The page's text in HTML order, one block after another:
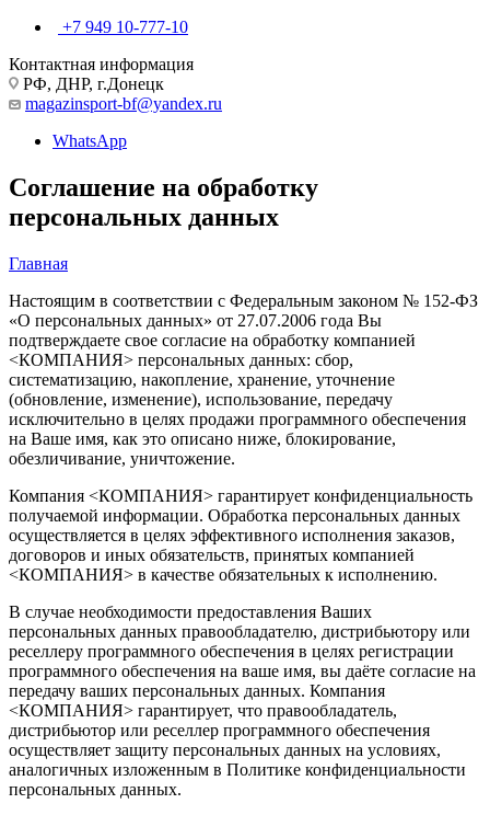
+7 949 10-777-10
Контактная информация
РФ, ДНР, г.Донецк
magazinsport-bf@yandex.ru
WhatsApp
Соглашение на обработку
персональных данных
Главная
Настоящим в соответствии с Федеральным законом № 152-ФЗ
«О персональных данных» от 27.07.2006 года Вы
подтверждаете свое согласие на обработку компанией
<КОМПАНИЯ> персональных данных: сбор,
систематизацию, накопление, хранение, уточнение
(обновление, изменение), использование, передачу
исключительно в целях продажи программного обеспечения
на Ваше имя, как это описано ниже, блокирование,
обезличивание, уничтожение.
Компания <КОМПАНИЯ> гарантирует конфиденциальность
получаемой информации. Обработка персональных данных
осуществляется в целях эффективного исполнения заказов,
договоров и иных обязательств, принятых компанией
<КОМПАНИЯ> в качестве обязательных к исполнению.
В случае необходимости предоставления Ваших
персональных данных правообладателю, дистрибьютору или
реселлеру программного обеспечения в целях регистрации
программного обеспечения на ваше имя, вы даёте согласие на
передачу ваших персональных данных. Компания
<КОМПАНИЯ> гарантирует, что правообладатель,
дистрибьютор или реселлер программного обеспечения
осуществляет защиту персональных данных на условиях,
аналогичных изложенным в Политике конфиденциальности
персональных данных.